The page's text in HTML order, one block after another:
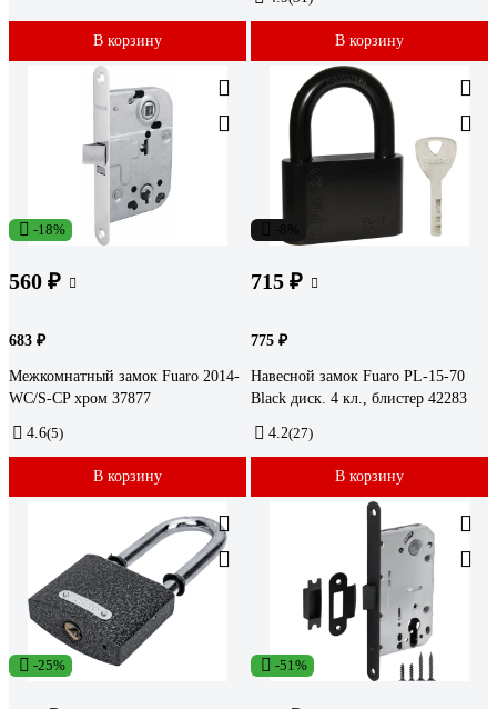
В корзину В корзину
-18%
560 ₽
683 ₽
Межкомнатный замок Fuaro 2014-
WC/S-CP хром 37877
4.6(5)
В корзину
715 ₽
775 ₽
Навесной замок Fuaro PL-15-70
Black диск. 4 кл., блистер 42283
4.2(27)
В корзину
-25% -51%